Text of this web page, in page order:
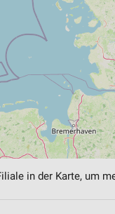
in der Karte, um